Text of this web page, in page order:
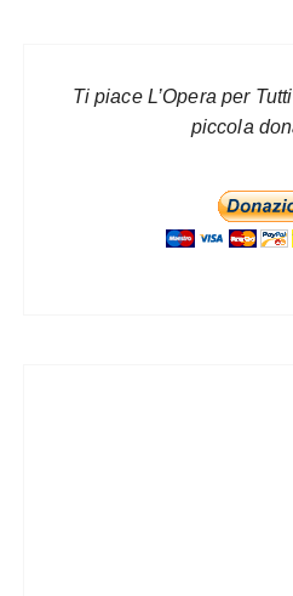
Ti piace L’Opera per
piccola